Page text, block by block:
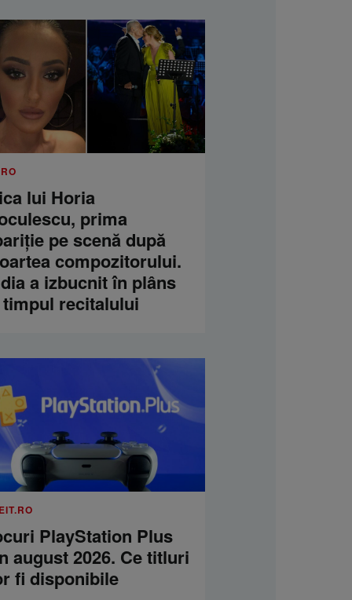
lui Horia
prima
pe scenă după
compozitorului.
a izbucnit în plâns
recitalului
PlayStation Plus
august 2026. Ce titluri
fi disponibile